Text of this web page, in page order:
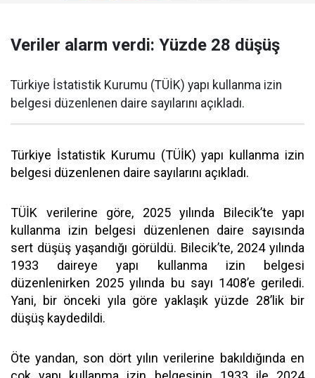
Veriler alarm verdi: Yüzde 28 düşüş
Türkiye İstatistik Kurumu (TÜİK) yapı kullanma izin
belgesi düzenlenen daire sayılarını açıkladı.
Türkiye İstatistik Kurumu (TÜİK) yapı kullanma izin
belgesi düzenlenen daire sayılarını açıkladı.
TÜİK verilerine göre, 2025 yılında Bilecik’te yapı
kullanma izin belgesi düzenlenen daire sayısında
sert düşüş yaşandığı görüldü. Bilecik’te, 2024 yılında
1933 daireye yapı kullanma izin belgesi
düzenlenirken 2025 yılında bu sayı 1408’e geriledi.
Yani, bir önceki yıla göre yaklaşık yüzde 28’lik bir
düşüş kaydedildi.
Öte yandan, son dört yılın verilerine bakıldığında en